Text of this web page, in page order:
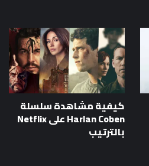
كيفية مشاهدة سلسلة
Harlan Coben على Netflix
بالترتيب